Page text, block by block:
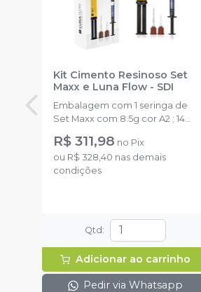
Kit Cimento Resinoso Set
Maxx e Luna Flow - SDI
Embalagem com 1 seringa de
Set Maxx com 8.5g cor A2 ; 14
de Luna Flow 2g cor A2.
R$ 311,98 no Pix
ou R$ 328,40 nas demais
condições
Qtd :
Adicionar ao carrinho
Pedir via Whatsapp